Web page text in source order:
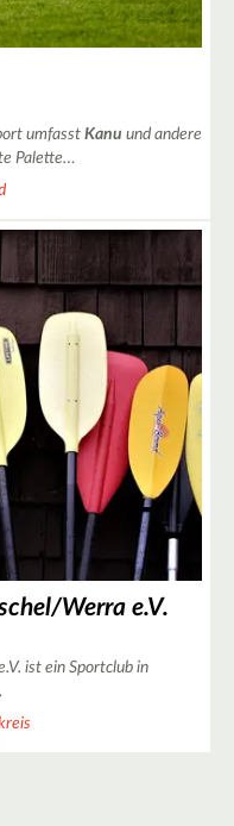
umfasst Kanu und andere
Palette…
Werra e.V.
ist ein Sportclub in
3
2